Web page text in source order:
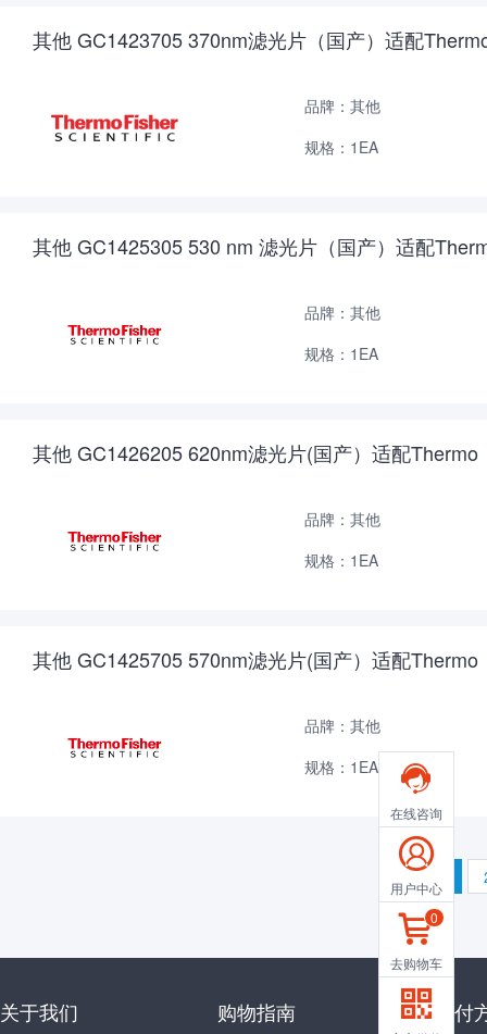
其他 GC1423705 370nm滤光片（国产）适配
品牌：其他
规格：1EA
其他 GC1425305 530 nm 滤光片（国产）适配
品牌：其他
规格：1EA
其他 GC1426205 620nm滤光片(国产）适配Thermo
品牌：其他
规格：1EA
其他 GC1425705 570nm滤光片(国产）适配Thermo
品牌：其他
规格：1EA

在线咨询

用户中心

去购物车
0

关于我们 购物指南 支付